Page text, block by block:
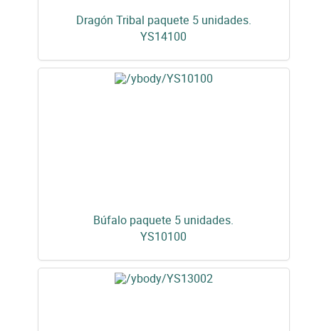
Dragón Tribal paquete 5 unidades.
YS14100
Búfalo paquete 5 unidades.
YS10100